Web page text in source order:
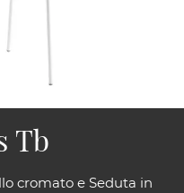
cromato e Seduta in
Tb